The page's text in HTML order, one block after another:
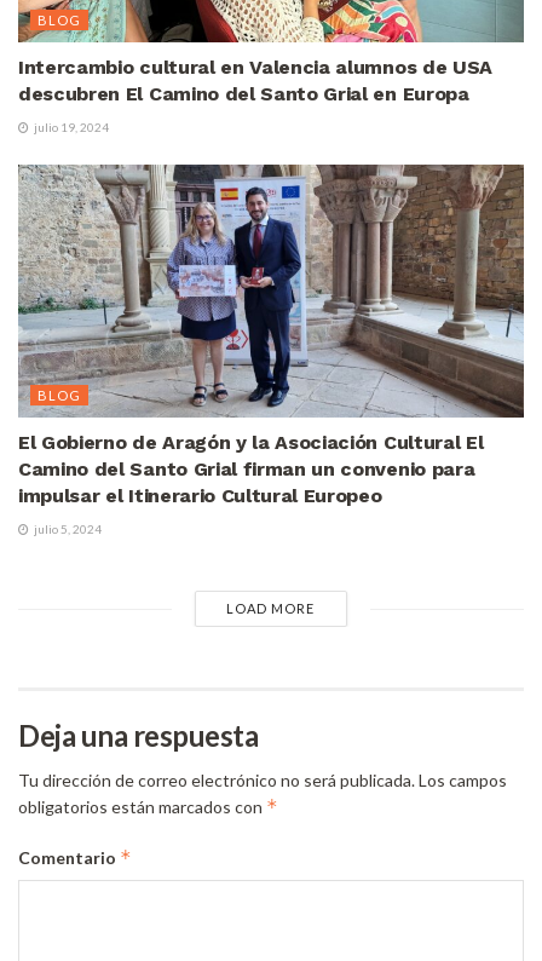
BLOG
Intercambio cultural en Valencia alumnos de USA
descubren El Camino del Santo Grial en Europa
julio 19, 2024
BLOG
El Gobierno de Aragón y la Asociación Cultural El
Camino del Santo Grial firman un convenio para
impulsar el Itinerario Cultural Europeo
julio 5, 2024
LOAD MORE
Deja una respuesta
Tu dirección de correo electrónico no será publicada.Los campos
obligatorios están marcados con *
Comentario *